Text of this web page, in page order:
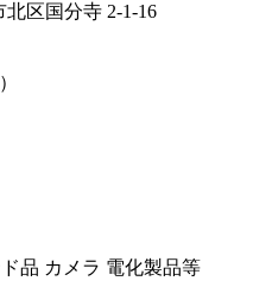
北区国分寺 2-1-16
品 カメラ 電化製品等